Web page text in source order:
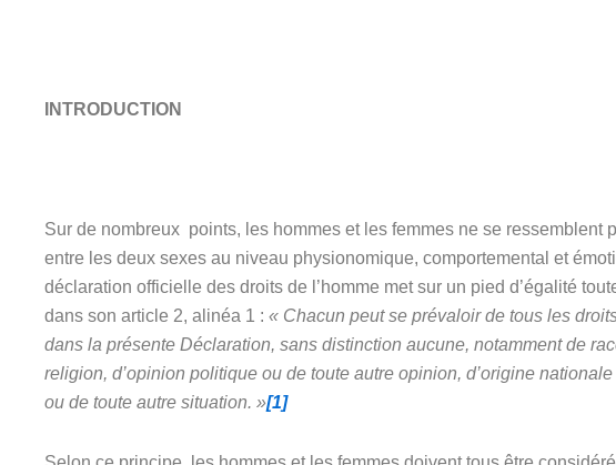
INTRODUCTION
Sur de nombreux points, les hommes et les femmes ne se ressemblent
entre les deux sexes au niveau physionomique, comportemental et
déclaration officielle des droits de l’homme met sur un pied d’égalité
dans son article 2, alinéa 1 : « Chacun peut se prévaloir de tous les
dans la présente Déclaration, sans distinction aucune, notamment de
religion, d’opinion politique ou de toute autre opinion, d’origine
ou de toute autre situation. »[1]